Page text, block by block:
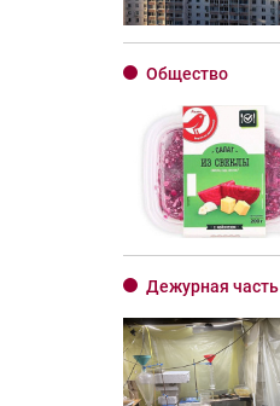
Общество
Дежурная часть